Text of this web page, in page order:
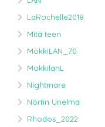
LaRochelle2018
Mitä teen
MökkiLAN_70
MokkilanL
Nightmare
Nörtin Unelma
Rhodos_2022